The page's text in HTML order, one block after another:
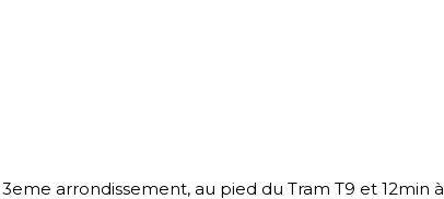
arrondissement, au pied du Tram T9 et 12min à